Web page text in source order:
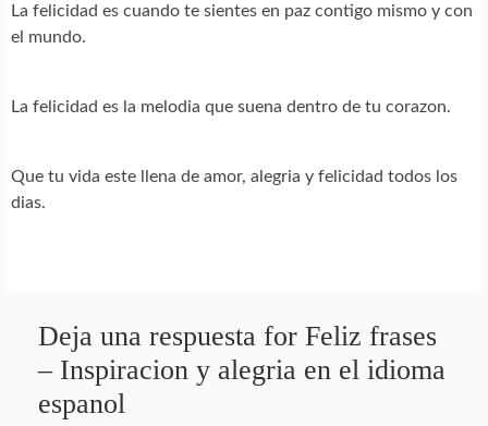
La felicidad es cuando te sientes en paz contigo mismo y con
el mundo.
La felicidad es la melodia que suena dentro de tu corazon.
Que tu vida este llena de amor, alegria y felicidad todos los
dias.
Deja una respuesta for Feliz frases
– Inspiracion y alegria en el idioma
espanol